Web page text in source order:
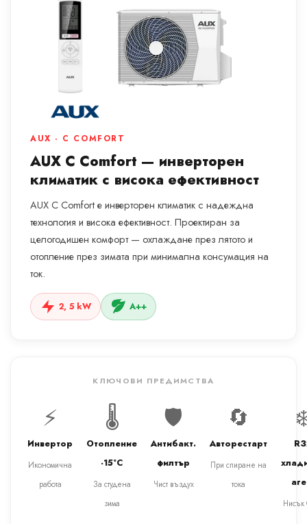
AUX · C COMFORT
AUX C Comfort — инверторен
климатик с висока ефективност
AUX C Comfort е инверторен климатик с надеждна
технология и висока ефективност. Проектиран за
целогодишен комфорт — охлаждане през лятото и
отопление през зимата при минимална консумация на
ток.
2, 5 kW A++
КЛЮЧОВИ ПРЕДИМСТВА
⚡
Инвертор
Икономична
работа
🌡️
Отопление
-15°C
За студена
зима
🛡️
Антибакт.
филтър
Чист въздух
🔄
Авторестарт
При спиране на
тока
Нисък